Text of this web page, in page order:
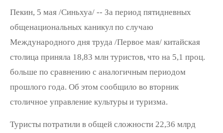
Пекин, 5 мая /Синьхуа/ -- За период пятидневных
общенациональных каникул по случаю
Международного дня труда /Первое мая/ китайская
столица приняла 18,83 млн туристов, что на 5,1 проц.
больше по сравнению с аналогичным периодом
прошлого года. Об этом сообщило во вторник
столичное управление культуры и туризма.
Туристы потратили в общей сложности 22,36 млрд